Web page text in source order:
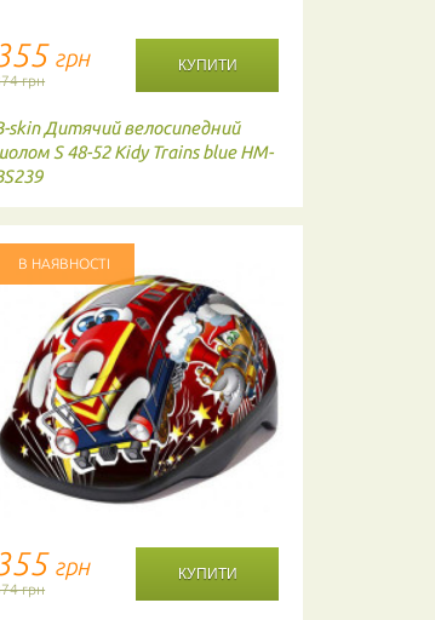
грн
грн
skin Дитячий велосипедний
S 48-52 Kidy Trains blue HM-
В НАЯВНОСТІ
грн
грн